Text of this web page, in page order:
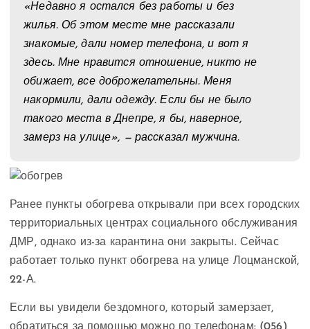
«Недавно я остался без работы и без
жилья. Об этом месте мне рассказали
знакомые, дали номер телефона, и вот я
здесь. Мне нравится отношение, никто не
обижает, все доброжелательны. Меня
накормили, дали одежду. Если бы не было
такого места в Днепре, я бы, наверное,
замерз на улице», — рассказал мужчина.
Ранее пункты обогрева открывали при всех городских
территориальных центрах социального обслуживания
ДМР, однако из-за карантина они закрыты. Сейчас
работает только пункт обогрева на улице Лоцманской,
22-А.
Если вы увидели бездомного, который замерзает,